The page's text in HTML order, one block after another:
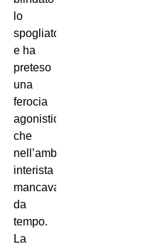
lo
spogliatoio
e ha
preteso
una
ferocia
agonistica
che
nell’ambiente
interista
mancava
da
tempo.
La